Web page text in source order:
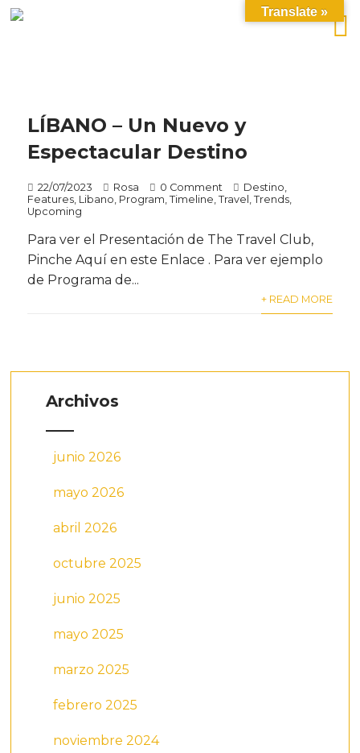
LÍBANO – Un Nuevo y
Espectacular Destino
22/07/2023 Rosa 0 Comment Destino
Features Libano Program ,Timeline ,Travel ,Trends
Upcoming
Para ver el Presentación de The Travel Club,
Pinche Aquí en este Enlace . Para ver ejemplo
de Programa de...
+ READ MORE
Archivos
junio 2026
mayo 2026
abril 2026
octubre 2025
junio 2025
mayo 2025
marzo 2025
febrero 2025
noviembre 2024
Translate »